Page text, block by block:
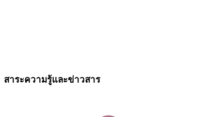
สาระความรู้และข่าวสาร